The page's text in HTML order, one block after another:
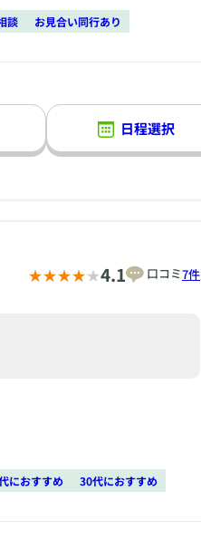
談 お見合い同行あり
日程選択
4.1 口コミ7件
におすすめ 30代におすすめ